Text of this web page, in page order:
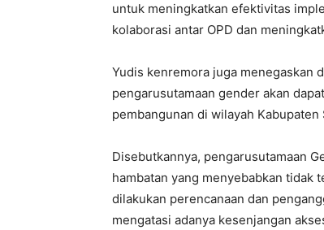
untuk meningkatkan efektivitas
kolaborasi antar OPD dan
Yudis kenremora juga menegaskan
pengarusutamaan gender akan
pembangunan di wilayah Kabupaten
Disebutkannya, pengarusutamaan
hambatan yang menyebabkan tidak
dilakukan perencanaan dan
mengatasi adanya kesenjangan